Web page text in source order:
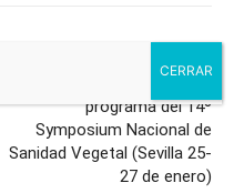
programa del 14º
Symposium Nacional de
Sanidad Vegetal (Sevilla 25-
27 de enero)